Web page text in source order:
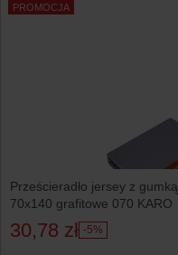
PROMOCJA
Prześcieradło jersey z gumką
70x140 grafitowe 070 KARO
30,78 zł -5%